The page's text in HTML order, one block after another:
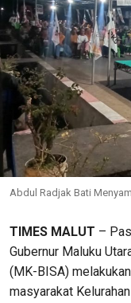
Abdul Radjak Bati
TIMES MALUT –
Gubernur Maluku
(MK-BISA)
masyarakat